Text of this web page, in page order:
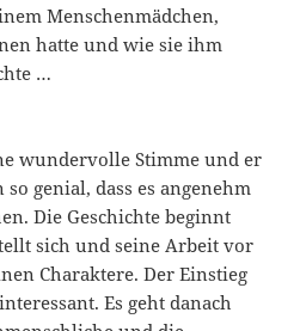
Menschenmädchen,
hatte und wie sie ihm
…
wundervolle Stimme und er
genial, dass es angenehm
Die Geschichte beginnt
sich und seine Arbeit vor
Charaktere. Der Einstieg
Es geht danach